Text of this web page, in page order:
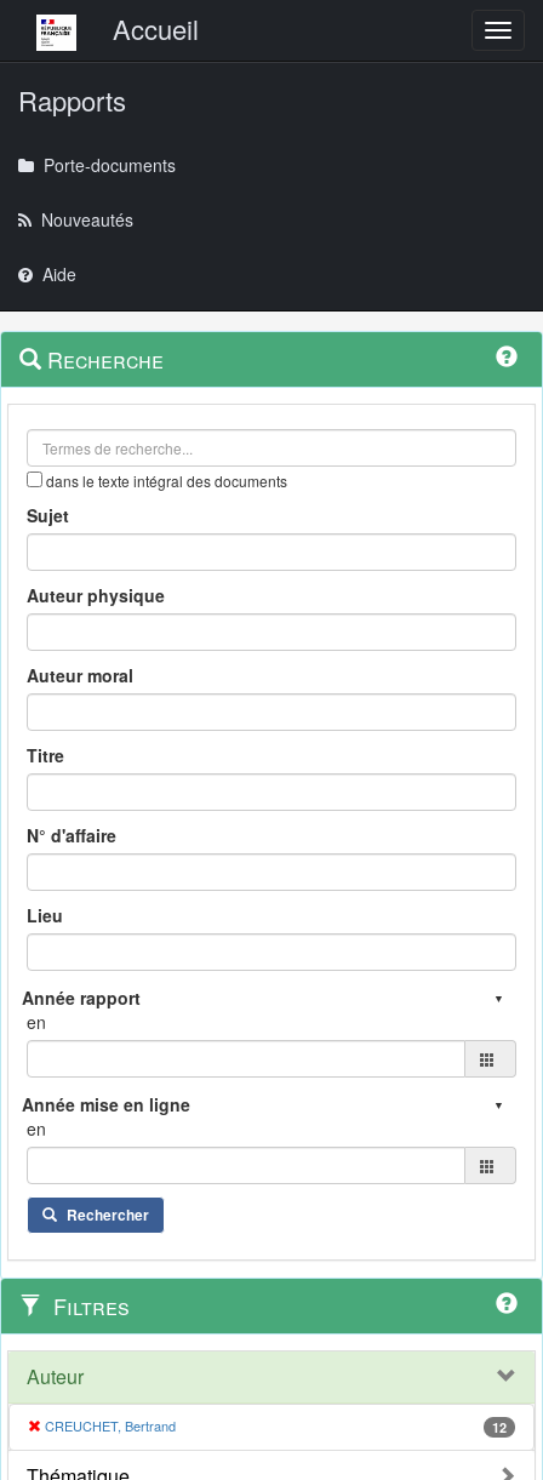
Menu principalAccueil
Rapports
Porte-documents
Nouveautés
Aide
Navigation
outils
Menu
contextuel
Recherche
dans le texte intégral des documents
Sujet
Auteur physique
Auteur moral
Titre
N° d'affaire
Lieu
en
en
Rechercher
Filtres
Auteur
CREUCHET, Bertrand 12